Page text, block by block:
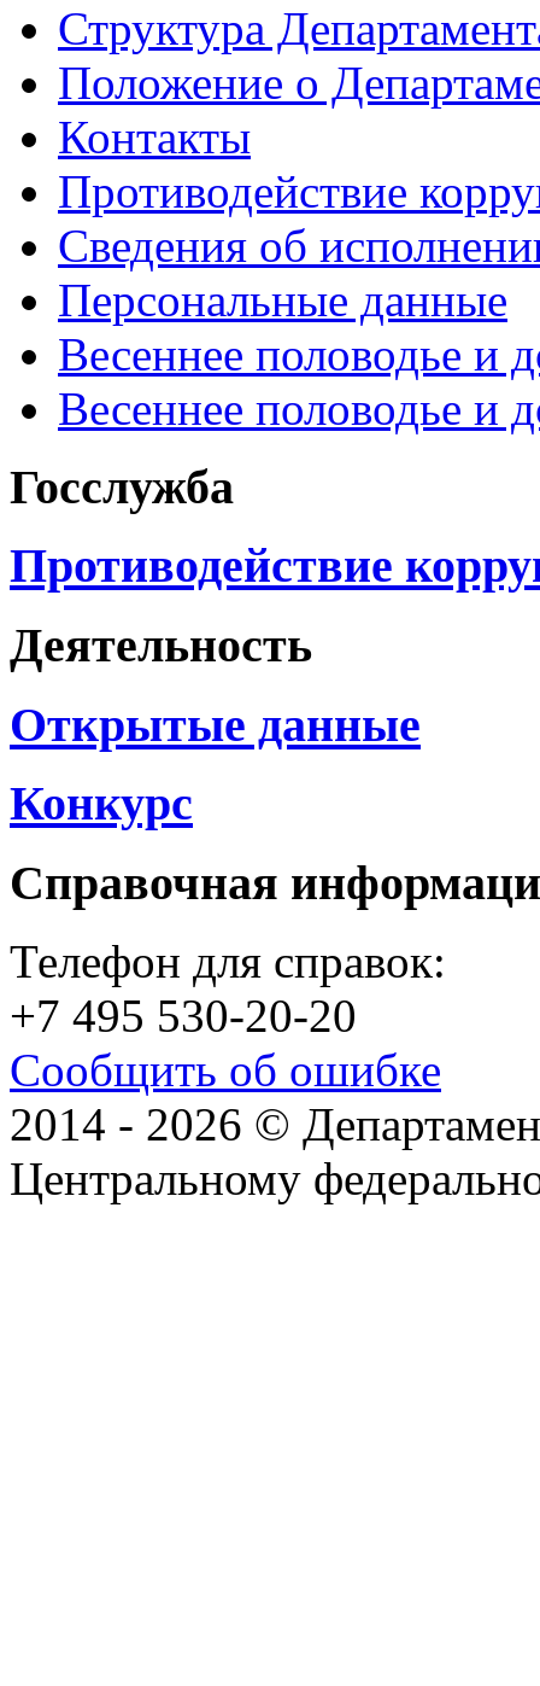
Структура
Положение о
Контакты
Противодействие
Сведения об
Персональные данные
Весеннее половодье и
Весеннее половодье и
Госслужба
Противодействие
Деятельность
Открытые данные
Конкурс
Справочная
Телефон для справок:
+7 495 530-20-20
Сообщить об ошибке
2014 - 2026 ©
Центральному